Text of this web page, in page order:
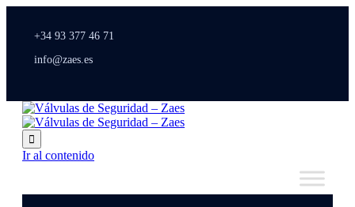
+34 93 377 46 71
info@zaes.es

Ir al contenido